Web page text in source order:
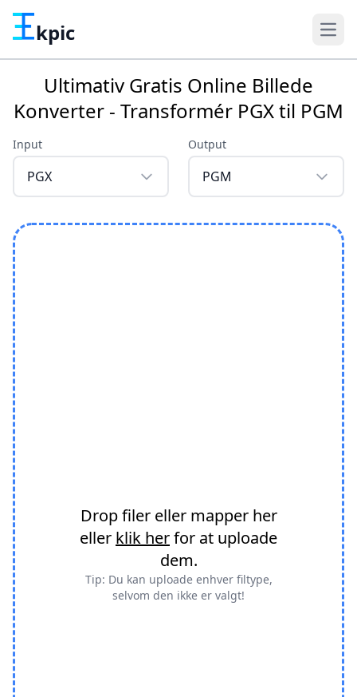
kpic
Ultimativ Gratis Online Billede
Konverter - Transformér PGX til PGM
Input
PGX
Output
PGM
Drop filer eller mapper her
eller klik herfor at uploade
dem.
Tip: Du kan uploade enhver filtype,
selvom den ikke er valgt!